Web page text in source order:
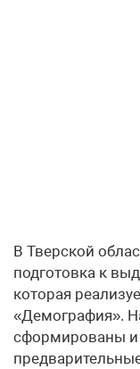
В Тверской
подготовка к
которая
«Демография».
сформированы и